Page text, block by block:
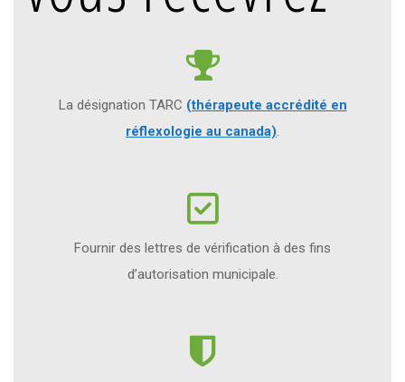
La désignation TARC (thérapeute accrédité en
réflexologie au canada).
Fournir des lettres de vérification à des fins
d’autorisation municipale.